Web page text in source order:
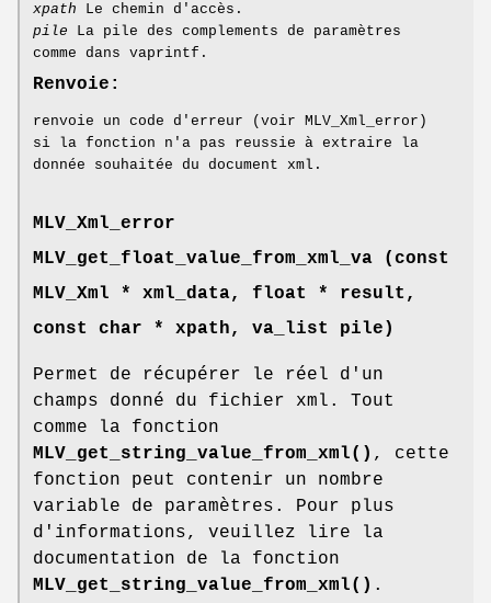
xpath Le chemin d'accès.
pile La pile des complements de paramètres
comme dans vaprintf.
Renvoie:
renvoie un code d'erreur (voir MLV_Xml_error)
si la fonction n'a pas reussie à extraire la
donnée souhaitée du document xml.
MLV_Xml_error
MLV_get_float_value_from_xml_va (const
MLV_Xml * xml_data, float * result,
const char * xpath, va_list pile)
Permet de récupérer le réel d'un
champs donné du fichier xml. Tout
comme la fonction
MLV_get_string_value_from_xml() , cette
fonction peut contenir un nombre
variable de paramètres. Pour plus
d'informations, veuillez lire la
documentation de la fonction
MLV_get_string_value_from_xml() .